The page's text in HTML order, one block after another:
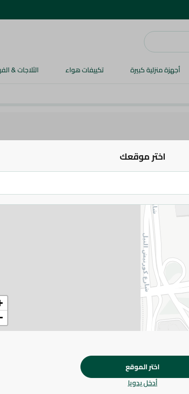
أجهزة منزلية كبيرة تكييفات هواء الثلاجات &
Spices & Breadcrumbs الزبدة ,
240جرام
اختر موقعك
اختر الموقع
أدخل يدويا